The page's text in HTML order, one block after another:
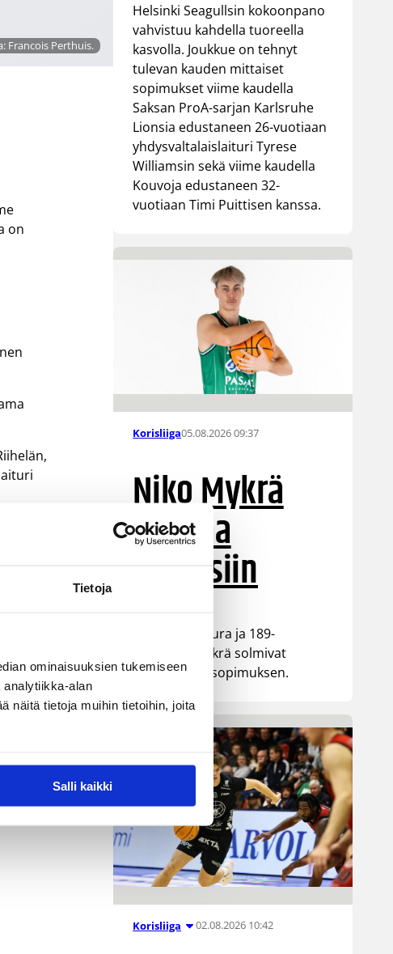
Tietoja
ominaisuuksien tukemiseen
analytiikka-alan
näitä tietoja muihin tietoihin, joita
Salli kaikki
Francois Perthuis.
on
Helsinki Seagullsin kokoonpano
vahvistuu kahdella tuoreella
kasvolla. Joukkue on tehnyt
tulevan kauden mittaiset
sopimukset viime kaudella
Saksan ProA-sarjan Karlsruhe
Lionsia edustaneen 26-vuotiaan
yhdysvaltalaislaituri Tyrese
Williamsin sekä viime kaudella
Kouvoja edustaneen 32-
vuotiaan Timi Puittisen kanssa.
Korisliiga05.08.2026 09:37
Niko Mykrä
Loimaa
Bisonsiin
Loimaalaisseura ja 189-
senttinen Mykrä solmivat
yksivuotisen sopimuksen.
Korisliiga 02.08.2026 10:42